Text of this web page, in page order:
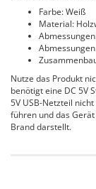
Farbe: Weiß
Material:
Nutze das Produkt
benötigt eine DC 5V
5V USB-Netzteil
führen und das
Brand darstellt.